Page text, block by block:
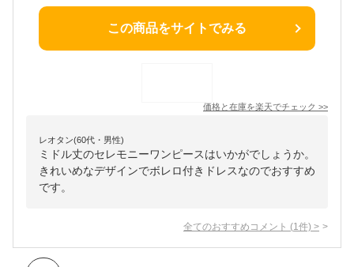
この商品をサイトでみる
価格と在庫を楽天でチェック >>
レオタン(60代・男性)
ミドル丈のセレモニーワンピースはいかがでしょうか。
きれいめなデザインでボレロ付きドレスなのでおすすめ
です。
全てのおすすめコメント (1 件) >